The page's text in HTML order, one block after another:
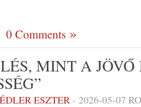
0 Comments
MINT A
ESZTER- 2026-05-07